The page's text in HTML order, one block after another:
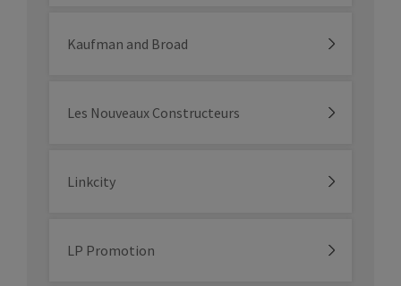
Kaufman and Broad
Les Nouveaux Constructeurs
Linkcity
LP Promotion